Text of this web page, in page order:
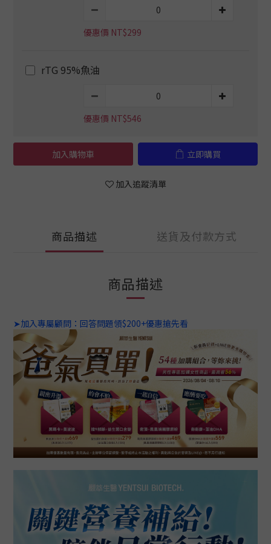
優惠價 NT$299
rTG 95%魚油
優惠價 NT$546
加入購物車 立即購買
加入追蹤清單
商品描述 送貨及付款方式
商品描述
➤加入專屬顧問：回答問題領$200+優惠搶先看